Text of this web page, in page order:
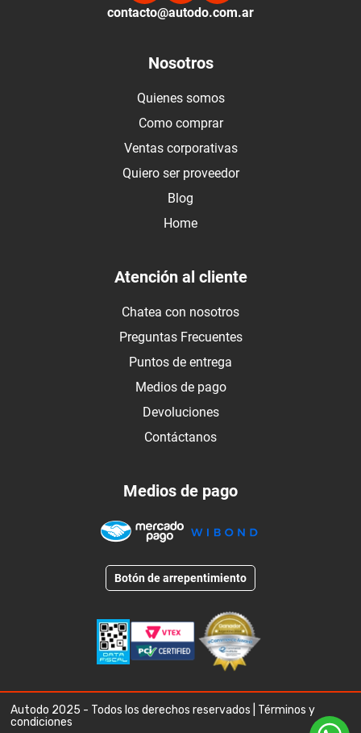
contacto@autodo.com.ar
Nosotros
Quienes somos
Como comprar
Ventas corporativas
Quiero ser proveedor
Blog
Home
Atención al cliente
Chatea con nosotros
Preguntas Frecuentes
Puntos de entrega
Medios de pago
Devoluciones
Contáctanos
Medios de pago
Botón de arrepentimiento
Autodo 2025 - Todos los derechos reservados | Términos y
condiciones